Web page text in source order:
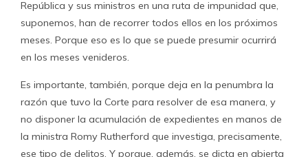
República y sus ministros en una ruta de impunidad que,
suponemos, han de recorrer todos ellos en los próximos
meses. Porque eso es lo que se puede presumir ocurrirá
en los meses venideros.
Es importante, también, porque deja en la penumbra la
razón que tuvo la Corte para resolver de esa manera, y
no disponer la acumulación de expedientes en manos de
la ministra Romy Rutherford que investiga, precisamente,
ese tipo de delitos. Y porque, además, se dicta en abierta